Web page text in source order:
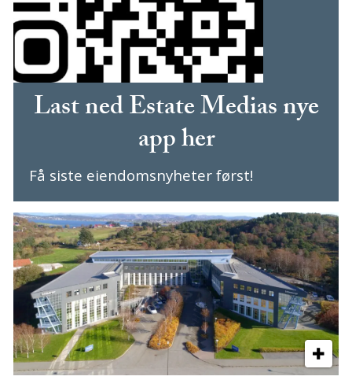
Last ned Estate Medias nye
app her
Få siste eiendomsnyheter først!